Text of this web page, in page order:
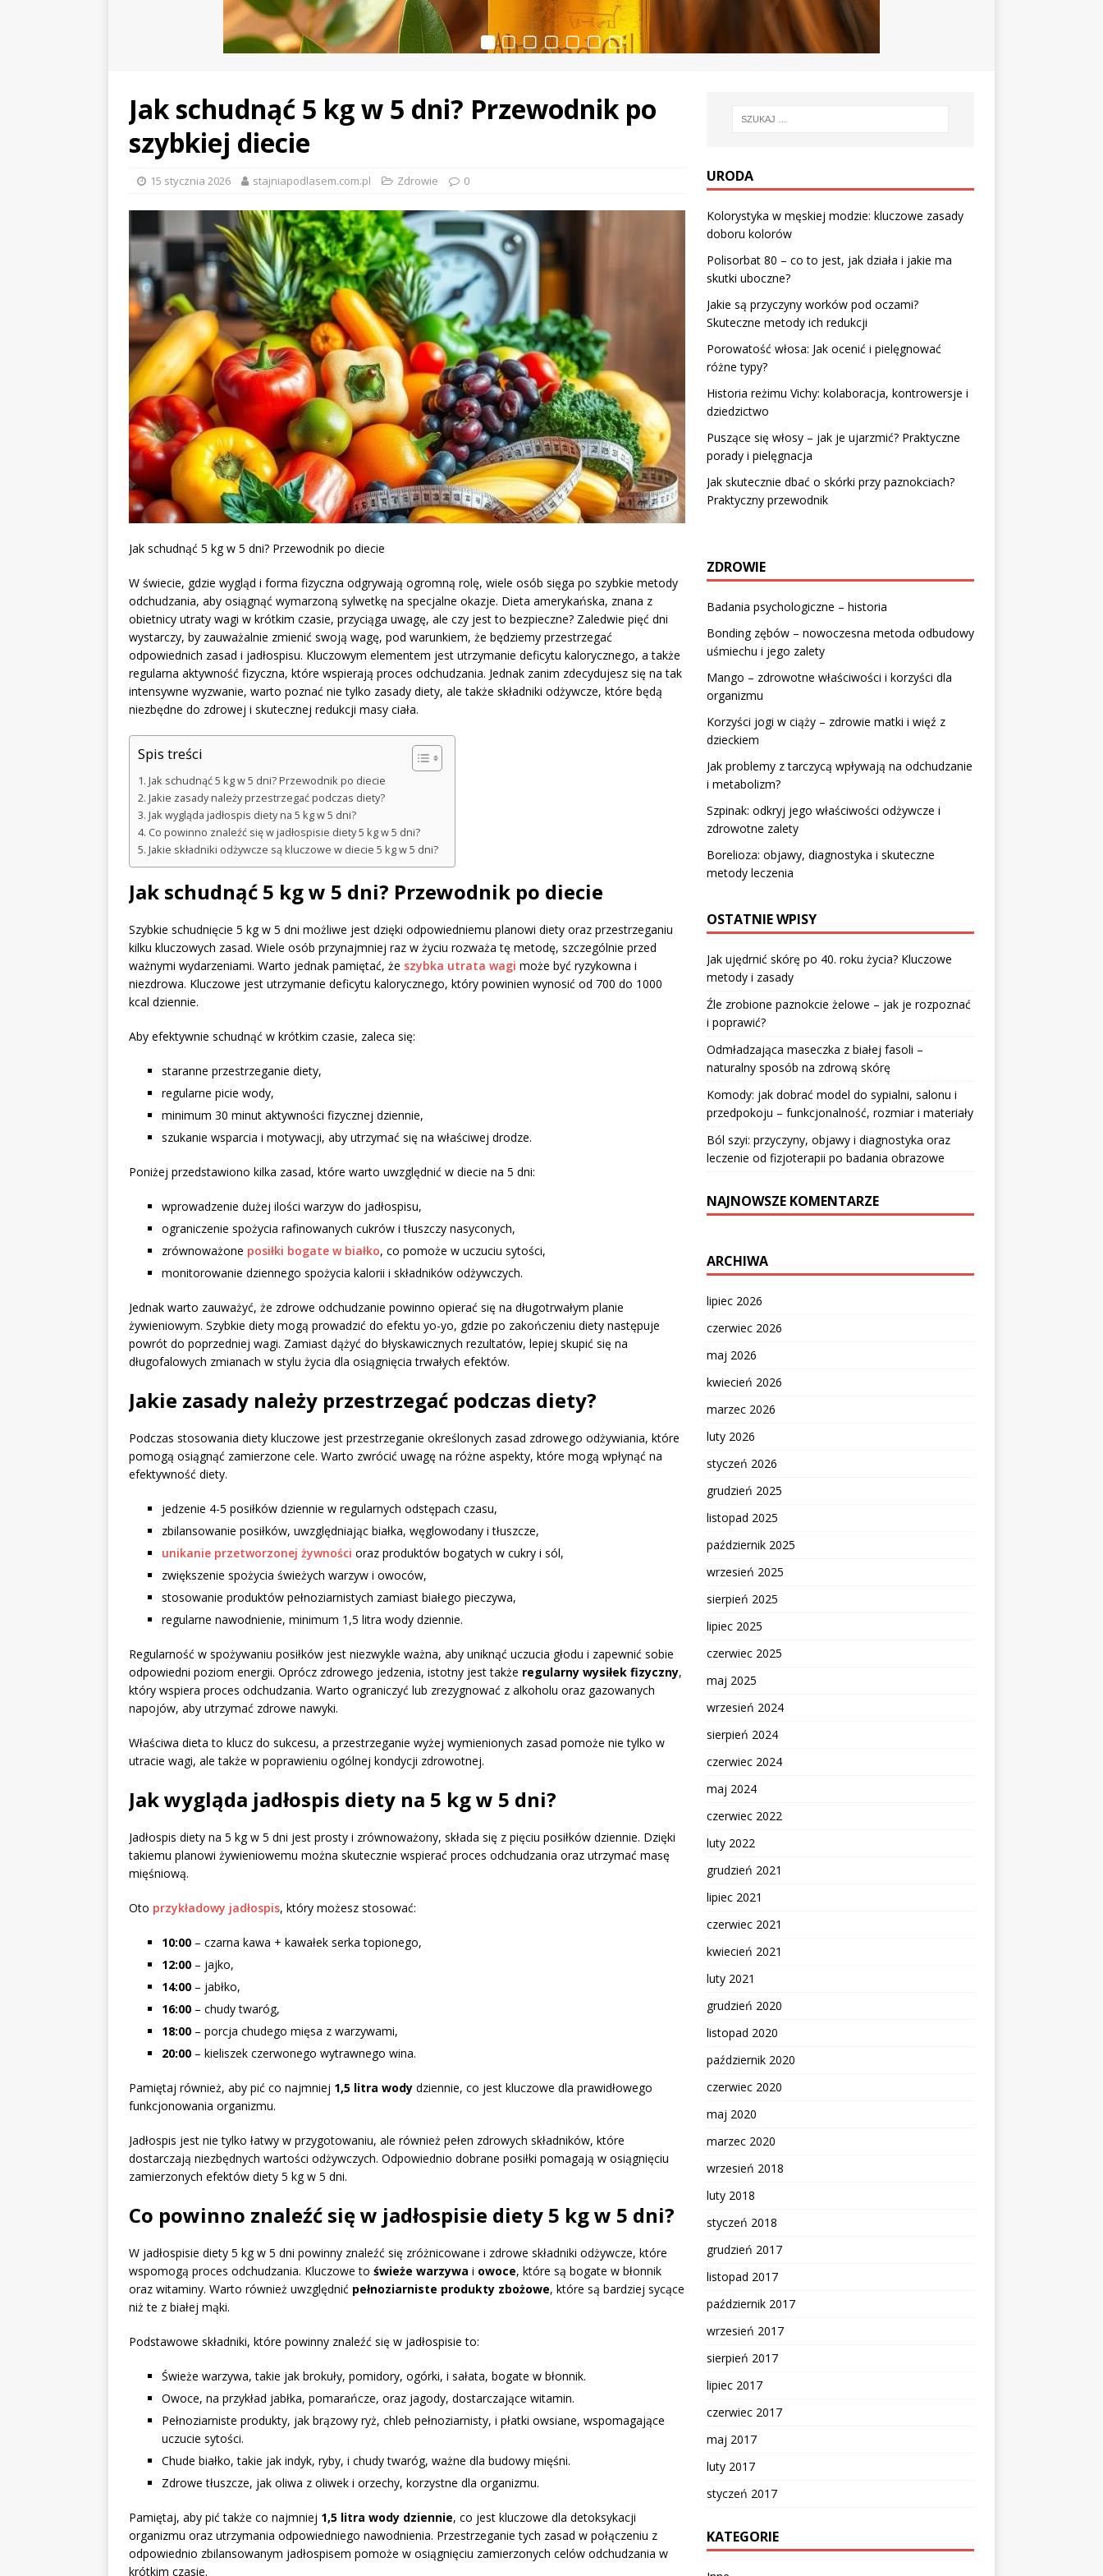
Jak schudnąć 5 kg w 5 dni? Przewodnik po
szybkiej diecie
15 stycznia 2026 stajniapodlasem.com.pl Zdrowie 0
Jak schudnąć 5 kg w 5 dni? Przewodnik po diecie
W świecie, gdzie wygląd i forma fizyczna odgrywają ogromną rolę, wiele osób sięga po szybkie metody
odchudzania, aby osiągnąć wymarzoną sylwetkę na specjalne okazje. Dieta amerykańska, znana z
obietnicy utraty wagi w krótkim czasie, przyciąga uwagę, ale czy jest to bezpieczne? Zaledwie pięć dni
wystarczy, by zauważalnie zmienić swoją wagę, pod warunkiem, że będziemy przestrzegać
odpowiednich zasad i jadłospisu. Kluczowym elementem jest utrzymanie deficytu kalorycznego, a także
regularna aktywność fizyczna, które wspierają proces odchudzania. Jednak zanim zdecydujesz się na tak
intensywne wyzwanie, warto poznać nie tylko zasady diety, ale także składniki odżywcze, które będą
niezbędne do zdrowej i skutecznej redukcji masy ciała.
Spis treści
Jak schudnąć 5 kg w 5 dni? Przewodnik po diecie
Jakie zasady należy przestrzegać podczas diety?
Jak wygląda jadłospis diety na 5 kg w 5 dni?
Co powinno znaleźć się w jadłospisie diety 5 kg w 5 dni?
Jakie składniki odżywcze są kluczowe w diecie 5 kg w 5 dni?
Jak schudnąć 5 kg w 5 dni? Przewodnik po diecie
Szybkie schudnięcie 5 kg w 5 dni możliwe jest dzięki odpowiedniemu planowi diety oraz przestrzeganiu
kilku kluczowych zasad. Wiele osób przynajmniej raz w życiu rozważa tę metodę, szczególnie przed
ważnymi wydarzeniami. Warto jednak pamiętać, że szybka utrata wagi może być ryzykowna i
niezdrowa. Kluczowe jest utrzymanie deficytu kalorycznego, który powinien wynosić od 700 do 1000
kcal dziennie.
Aby efektywnie schudnąć w krótkim czasie, zaleca się:
staranne przestrzeganie diety,
regularne picie wody,
minimum 30 minut aktywności fizycznej dziennie,
szukanie wsparcia i motywacji, aby utrzymać się na właściwej drodze.
Poniżej przedstawiono kilka zasad, które warto uwzględnić w diecie na 5 dni:
wprowadzenie dużej ilości warzyw do jadłospisu,
ograniczenie spożycia rafinowanych cukrów i tłuszczy nasyconych,
zrównoważone posiłki bogate w białko, co pomoże w uczuciu sytości,
monitorowanie dziennego spożycia kalorii i składników odżywczych.
Jednak warto zauważyć, że zdrowe odchudzanie powinno opierać się na długotrwałym planie
żywieniowym. Szybkie diety mogą prowadzić do efektu yo-yo, gdzie po zakończeniu diety następuje
powrót do poprzedniej wagi. Zamiast dążyć do błyskawicznych rezultatów, lepiej skupić się na
długofalowych zmianach w stylu życia dla osiągnięcia trwałych efektów.
Jakie zasady należy przestrzegać podczas diety?
Podczas stosowania diety kluczowe jest przestrzeganie określonych zasad zdrowego odżywiania, które
pomogą osiągnąć zamierzone cele. Warto zwrócić uwagę na różne aspekty, które mogą wpłynąć na
efektywność diety.
jedzenie 4-5 posiłków dziennie w regularnych odstępach czasu,
zbilansowanie posiłków, uwzględniając białka, węglowodany i tłuszcze,
unikanie przetworzonej żywności oraz produktów bogatych w cukry i sól,
zwiększenie spożycia świeżych warzyw i owoców,
stosowanie produktów pełnoziarnistych zamiast białego pieczywa,
regularne nawodnienie, minimum 1,5 litra wody dziennie.
Regularność w spożywaniu posiłków jest niezwykle ważna, aby uniknąć uczucia głodu i zapewnić sobie
odpowiedni poziom energii. Oprócz zdrowego jedzenia, istotny jest także regularny wysiłek fizyczny,
który wspiera proces odchudzania. Warto ograniczyć lub zrezygnować z alkoholu oraz gazowanych
napojów, aby utrzymać zdrowe nawyki.
Właściwa dieta to klucz do sukcesu, a przestrzeganie wyżej wymienionych zasad pomoże nie tylko w
utracie wagi, ale także w poprawieniu ogólnej kondycji zdrowotnej.
Jak wygląda jadłospis diety na 5 kg w 5 dni?
Jadłospis diety na 5 kg w 5 dni jest prosty i zrównoważony, składa się z pięciu posiłków dziennie. Dzięki
takiemu planowi żywieniowemu można skutecznie wspierać proces odchudzania oraz utrzymać masę
mięśniową.
Oto przykładowy jadłospis, który możesz stosować:
10:00 – czarna kawa + kawałek serka topionego,
12:00 – jajko,
14:00 – jabłko,
16:00 – chudy twaróg,
18:00 – porcja chudego mięsa z warzywami,
20:00 – kieliszek czerwonego wytrawnego wina.
Pamiętaj również, aby pić co najmniej 1,5 litra wody dziennie, co jest kluczowe dla prawidłowego
funkcjonowania organizmu.
Jadłospis jest nie tylko łatwy w przygotowaniu, ale również pełen zdrowych składników, które
dostarczają niezbędnych wartości odżywczych. Odpowiednio dobrane posiłki pomagają w osiągnięciu
zamierzonych efektów diety 5 kg w 5 dni.
Co powinno znaleźć się w jadłospisie diety 5 kg w 5 dni?
W jadłospisie diety 5 kg w 5 dni powinny znaleźć się zróżnicowane i zdrowe składniki odżywcze, które
wspomogą proces odchudzania. Kluczowe to świeże warzywa i owoce, które są bogate w błonnik
oraz witaminy. Warto również uwzględnić pełnoziarniste produkty zbożowe, które są bardziej sycące
niż te z białej mąki.
Podstawowe składniki, które powinny znaleźć się w jadłospisie to:
Świeże warzywa, takie jak brokuły, pomidory, ogórki, i sałata, bogate w błonnik.
Owoce, na przykład jabłka, pomarańcze, oraz jagody, dostarczające witamin.
Pełnoziarniste produkty, jak brązowy ryż, chleb pełnoziarnisty, i płatki owsiane, wspomagające
uczucie sytości.
Chude białko, takie jak indyk, ryby, i chudy twaróg, ważne dla budowy mięśni.
Zdrowe tłuszcze, jak oliwa z oliwek i orzechy, korzystne dla organizmu.
Pamiętaj, aby pić także co najmniej 1,5 litra wody dziennie, co jest kluczowe dla detoksykacji
organizmu oraz utrzymania odpowiedniego nawodnienia. Przestrzeganie tych zasad w połączeniu z
odpowiednio zbilansowanym jadłospisem pomoże w osiągnięciu zamierzonych celów odchudzania w
krótkim czasie.
URODA
Kolorystyka w męskiej modzie: kluczowe zasady
doboru kolorów
Polisorbat 80 – co to jest, jak działa i jakie ma
skutki uboczne?
Jakie są przyczyny worków pod oczami?
Skuteczne metody ich redukcji
Porowatość włosa: Jak ocenić i pielęgnować
różne typy?
Historia reżimu Vichy: kolaboracja, kontrowersje i
dziedzictwo
Puszące się włosy – jak je ujarzmić? Praktyczne
porady i pielęgnacja
Jak skutecznie dbać o skórki przy paznokciach?
Praktyczny przewodnik
ZDROWIE
Badania psychologiczne – historia
Bonding zębów – nowoczesna metoda odbudowy
uśmiechu i jego zalety
Mango – zdrowotne właściwości i korzyści dla
organizmu
Korzyści jogi w ciąży – zdrowie matki i więź z
dzieckiem
Jak problemy z tarczycą wpływają na odchudzanie
i metabolizm?
Szpinak: odkryj jego właściwości odżywcze i
zdrowotne zalety
Borelioza: objawy, diagnostyka i skuteczne
metody leczenia
OSTATNIE WPISY
Jak ujędrnić skórę po 40. roku życia? Kluczowe
metody i zasady
Źle zrobione paznokcie żelowe – jak je rozpoznać
i poprawić?
Odmładzająca maseczka z białej fasoli –
naturalny sposób na zdrową skórę
Komody: jak dobrać model do sypialni, salonu i
przedpokoju – funkcjonalność, rozmiar i materiały
Ból szyi: przyczyny, objawy i diagnostyka oraz
leczenie od fizjoterapii po badania obrazowe
NAJNOWSZE KOMENTARZE
ARCHIWA
lipiec 2026
czerwiec 2026
maj 2026
kwiecień 2026
marzec 2026
luty 2026
styczeń 2026
grudzień 2025
listopad 2025
październik 2025
wrzesień 2025
sierpień 2025
lipiec 2025
czerwiec 2025
maj 2025
wrzesień 2024
sierpień 2024
czerwiec 2024
maj 2024
czerwiec 2022
luty 2022
grudzień 2021
lipiec 2021
czerwiec 2021
kwiecień 2021
luty 2021
grudzień 2020
listopad 2020
październik 2020
czerwiec 2020
maj 2020
marzec 2020
wrzesień 2018
luty 2018
styczeń 2018
grudzień 2017
listopad 2017
październik 2017
wrzesień 2017
sierpień 2017
lipiec 2017
czerwiec 2017
maj 2017
luty 2017
styczeń 2017
KATEGORIE